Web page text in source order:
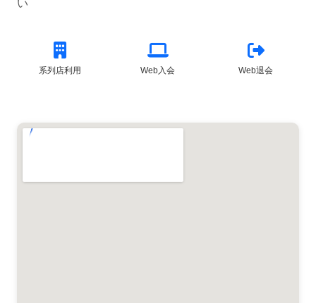
系列店利用 Web入会 Web退会